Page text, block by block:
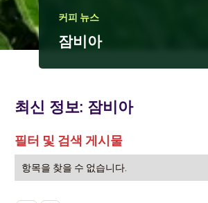
커피 뉴스
잠비아
최신 정보: 잠비아
필터 및 검색 게시물
항목을 찾을 수 없습니다.